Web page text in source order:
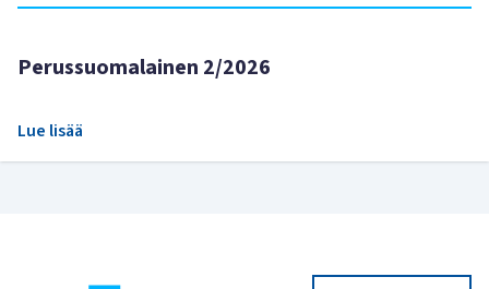
Perussuomalainen 2/2026
Lue lisää